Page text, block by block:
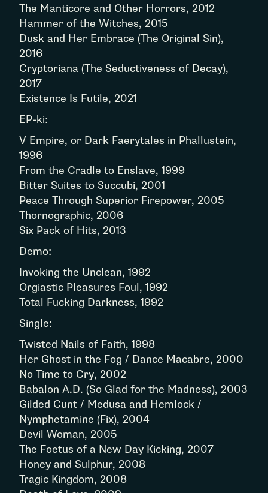
The Manticore and Other Horrors, 2012
Hammer of the Witches, 2015
Dusk and Her Embrace (The Original Sin),
2016
Cryptoriana (The Seductiveness of Decay),
2017
Existence Is Futile, 2021
EP-ki:
V Empire, or Dark Faerytales in Phallustein,
1996
From the Cradle to Enslave, 1999
Bitter Suites to Succubi, 2001
Peace Through Superior Firepower, 2005
Thornographic, 2006
Six Pack of Hits, 2013
Demo:
Invoking the Unclean, 1992
Orgiastic Pleasures Foul, 1992
Total Fucking Darkness, 1992
Single:
Twisted Nails of Faith, 1998
Her Ghost in the Fog / Dance Macabre, 2000
No Time to Cry, 2002
Babalon A.D. (So Glad for the Madness), 2003
Gilded Cunt / Medusa and Hemlock /
Nymphetamine (Fix), 2004
Devil Woman, 2005
The Foetus of a New Day Kicking, 2007
Honey and Sulphur, 2008
Tragic Kingdom, 2008